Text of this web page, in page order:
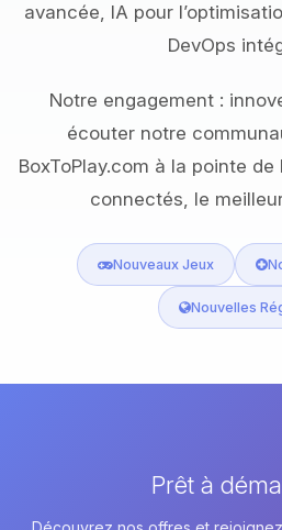
avancée, IA pour
DevOps
Notre engagement :
écouter notre
BoxToPlay.com à la pointe
connectés, le
Nouveaux Jeux
Nouvelles
Prêt à